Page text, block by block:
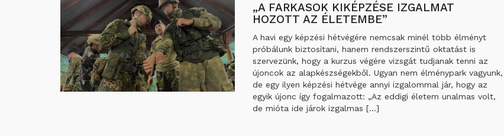
„A FARKASOK KIKÉPZÉSE IZGALMAT
HOZOTT AZ ÉLETEMBE”
A havi egy képzési hétvégére nemcsak minél több élményt
próbálunk biztosítani, hanem rendszerszintű oktatást is
szervezünk, hogy a kurzus végére vizsgát tudjanak tenni az
újoncok az alapkészségekből. Ugyan nem élménypark vagyunk,
de egy ilyen képzési hétvége annyi izgalommal jár, hogy az
egyik újonc így fogalmazott: „Az eddigi életem unalmas volt,
de mióta ide járok izgalmas […]